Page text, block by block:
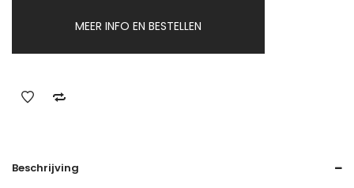
MEER INFO EN BESTELLEN
Beschrijving